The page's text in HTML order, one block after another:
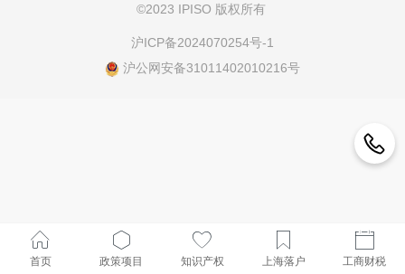
©2023 IPISO 版权所有
沪ICP备2024070254号-1
沪公网安备31011402010216号
首页 政策项目 知识产权 上海落户 工商财税